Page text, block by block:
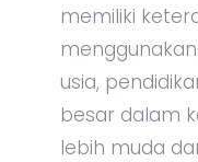
memiliki
usia,
besar dalam
lebih muda